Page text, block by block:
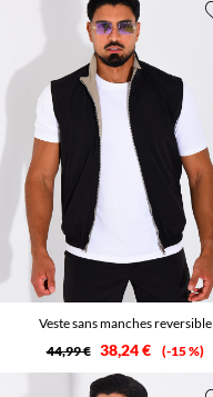
Veste sans manches reversible
44,99 € 38,24 € -15 %